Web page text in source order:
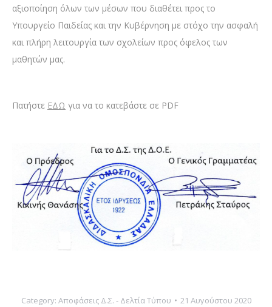
αξιοποίηση όλων των μέσων που διαθέτει προς το
Υπουργείο Παιδείας και την Κυβέρνηση με στόχο την ασφαλή
και πλήρη λειτουργία των σχολείων προς όφελος των
μαθητών μας.
Πατήστε ΕΔΩ για να το κατεβάστε σε PDF
Category: Αποφάσεις Δ.Σ. - Δελτία Τύπου 21 Αυγούστου 2020